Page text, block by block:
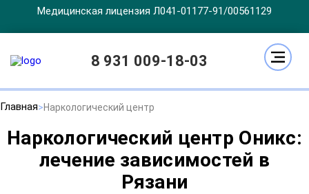
Медицинская лицензия Л041-01177-91/00561129
8 931 009-18-03
Главная Наркологический центр
Наркологический центр Оникс:
лечение зависимостей в
Рязани